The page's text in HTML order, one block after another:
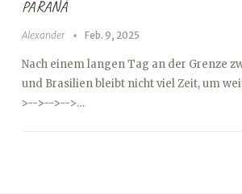
PARANÁ
Alexander Feb. 9, 2025
Nach einem langen Tag an der Grenze
und Brasilien bleibt nicht viel Zeit, um
>-->-->-->…